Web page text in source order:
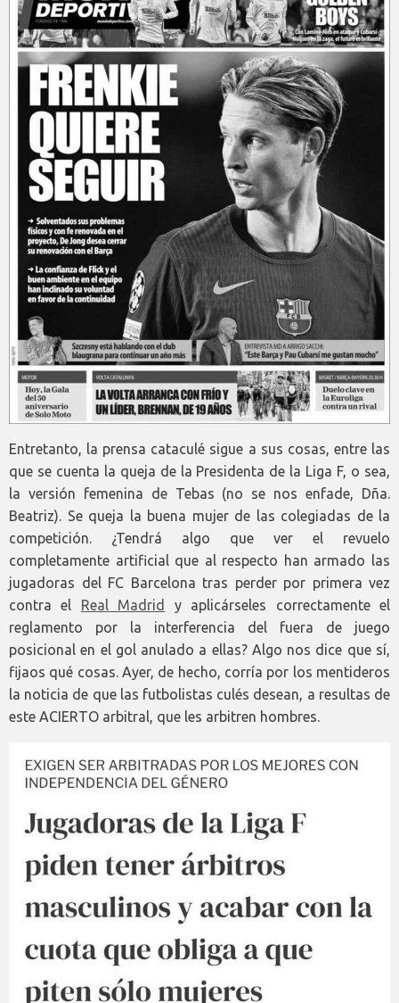
Entretanto, la prensa cataculé sigue a sus cosas, entre las
que se cuenta la queja de la Presidenta de la Liga F, o sea,
la versión femenina de Tebas (no se nos enfade, Dña.
Beatriz). Se queja la buena mujer de las colegiadas de la
competición. ¿Tendrá algo que ver el revuelo
completamente artificial que al respecto han armado las
jugadoras del FC Barcelona tras perder por primera vez
contra el Real Madrid
y aplicárseles correctamente el
reglamento por la interferencia del fuera de juego
posicional en el gol anulado a ellas? Algo nos dice que sí,
fijaos qué cosas. Ayer, de hecho, corría por los mentideros
la noticia de que las futbolistas culés desean, a resultas de
este ACIERTO arbitral, que les arbitren hombres.